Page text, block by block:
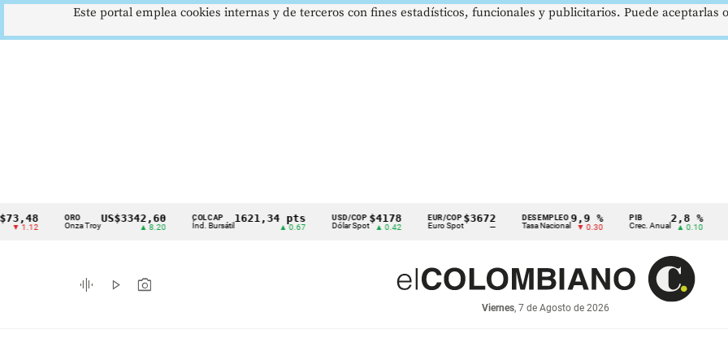
Cintillo
indicadores
económicos
ORO
Onza Troy
US$3342,60 COLCAP
Índ. Bursátil
1621,34 pts USD/COP
Dólar Spot
$4178
▲ 0.42
EUR/COP
Euro Spot
$3672
—
DESEMPLEO
Tasa Nacional
9,9 %
▼ 0.30
PIB
Crec. Anual
2,8 %
▲ 0.10
TRM
Tasa
graphic_eq play_arrow photo_camera
Viernes, 7 de Agosto de 2026
Este portal emplea cookies internas y de terceros con fines estadísticos, funcionales y publicitarios. Puede aceptarlas